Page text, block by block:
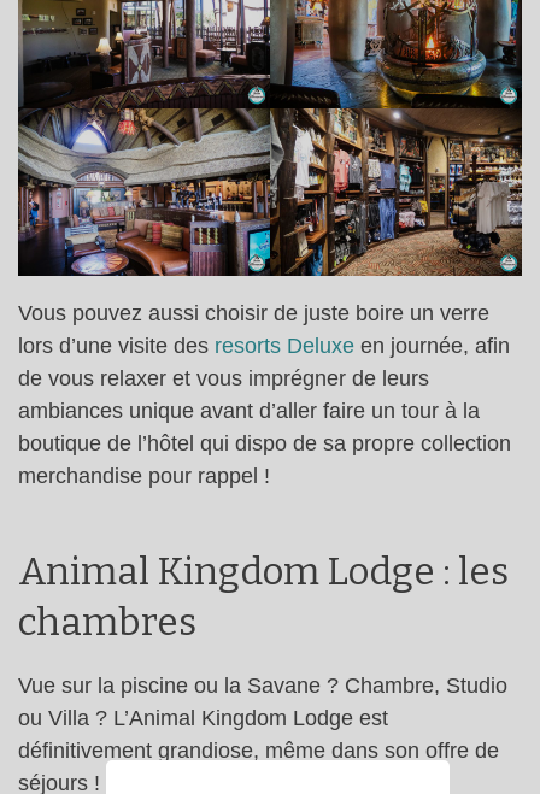
Vous pouvez aussi choisir de juste boire un verre
lors d’une visite des resorts Deluxe en journée, afin
de vous relaxer et vous imprégner de leurs
ambiances unique avant d’aller faire un tour à la
boutique de l’hôtel qui dispo de sa propre collection
merchandise pour rappel !
Animal Kingdom Lodge : les
chambres
Vue sur la piscine ou la Savane ? Chambre, Studio
ou Villa ? L’Animal Kingdom Lodge est
définitivement grandiose, même dans son offre de
séjours ! Evidemment, le prix peut vite